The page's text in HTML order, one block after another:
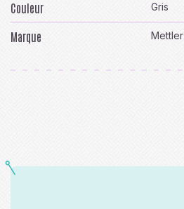
Couleur Gris
Marque Mettler